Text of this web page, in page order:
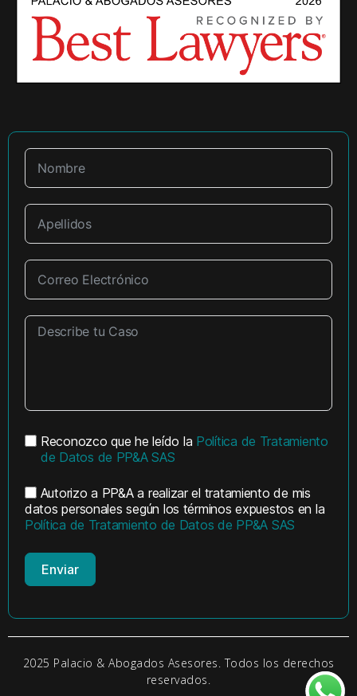
Reconozco que he leído la Política de Tratamiento
de Datos de PP&A SAS
Autorizo a PP&A a realizar el tratamiento de mis
datos personales según los términos expuestos en la
Política de Tratamiento de Datos de PP&A SAS
Enviar
2025 Palacio & Abogados Asesores. Todos los derechos
reservados.